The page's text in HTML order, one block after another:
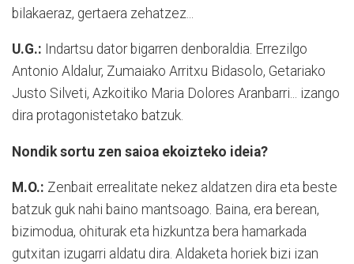
bilakaeraz, gertaera zehatzez...
U.G.: Indartsu dator bigarren denboraldia. Errezilgo
Antonio Aldalur, Zumaiako Arritxu Bidasolo, Getariako
Justo Silveti, Azkoitiko Maria Dolores Aranbarri... izango
dira protagonistetako batzuk.
Nondik sortu zen saioa ekoizteko ideia?
M.O.: Zenbait errealitate nekez aldatzen dira eta beste
batzuk guk nahi baino mantsoago. Baina, era berean,
bizimodua, ohiturak eta hizkuntza bera hamarkada
gutxitan izugarri aldatu dira. Aldaketa horiek bizi izan